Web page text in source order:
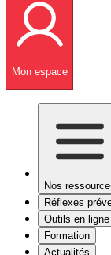
Mon espace
Nos
Réflexes
Outils en ligne
Formation
Actualités